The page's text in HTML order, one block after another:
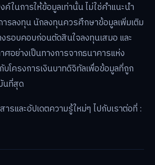
ในการให้ข้อมูลเท่านั้น ไม่ใช่คำแนะนำ
ารลงทุน นักลงทุนควรศึกษาข้อมูลเพิ่มเติม
รอบคอบก่อนตัดสินใจลงทุนเสมอ และ
ศอย่างเป็นทางการจากธนาคารแห่ง
บโครงการเงินบาทดิจิทัลเพื่อข้อมูลที่ถูก
นที่สุด
รและอัปเดตความรู้ใหม่ๆ ไปกับเราต่อที่ :